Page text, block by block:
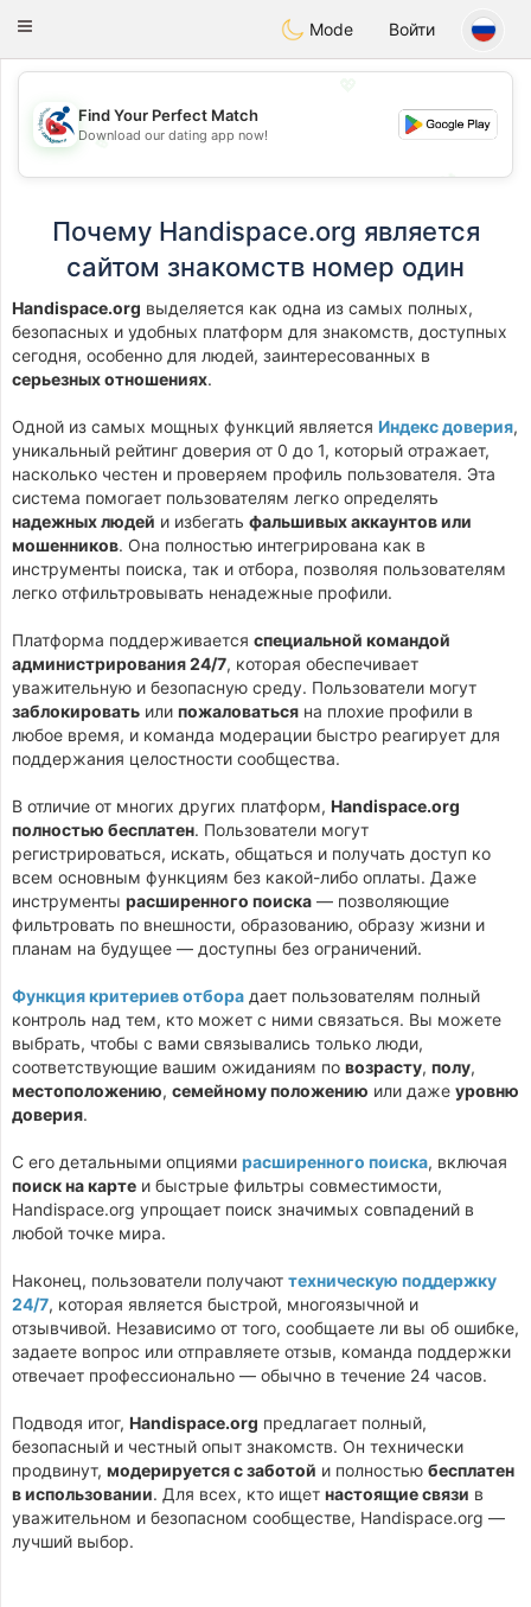
Handi Space
Toggle
Mode Войти
💖
💕
Find Your Perfect Match
Download our dating app now!
Почему Handispace.org является
сайтом знакомств номер один
Handispace.org выделяется как одна из самых полных,
безопасных и удобных платформ для знакомств, доступных
сегодня, особенно для людей, заинтересованных в
серьезных отношениях.
Одной из самых мощных функций является Индекс доверия,
уникальный рейтинг доверия от 0 до 1, который отражает,
насколько честен и проверяем профиль пользователя. Эта
система помогает пользователям легко определять
надежных людей и избегать фальшивых аккаунтов или
мошенников. Она полностью интегрирована как в
инструменты поиска, так и отбора, позволяя пользователям
легко отфильтровывать ненадежные профили.
Платформа поддерживается специальной командой
администрирования 24/7, которая обеспечивает
уважительную и безопасную среду. Пользователи могут
заблокировать или пожаловаться на плохие профили в
любое время, и команда модерации быстро реагирует для
поддержания целостности сообщества.
В отличие от многих других платформ, Handispace.org
полностью бесплатен. Пользователи могут
регистрироваться, искать, общаться и получать доступ ко
всем основным функциям без какой-либо оплаты. Даже
инструменты расширенного поиска — позволяющие
фильтровать по внешности, образованию, образу жизни и
планам на будущее — доступны без ограничений.
Функция критериев отбора дает пользователям полный
контроль над тем, кто может с ними связаться. Вы можете
выбрать, чтобы с вами связывались только люди,
соответствующие вашим ожиданиям по возрасту, полу,
местоположению, семейному положению или даже уровню
доверия.
С его детальными опциями расширенного поиска, включая
поиск на карте и быстрые фильтры совместимости,
Handispace.org упрощает поиск значимых совпадений в
любой точке мира.
Наконец, пользователи получают техническую поддержку
24/7, которая является быстрой, многоязычной и
отзывчивой. Независимо от того, сообщаете ли вы об ошибке,
задаете вопрос или отправляете отзыв, команда поддержки
отвечает профессионально — обычно в течение 24 часов.
Подводя итог, Handispace.org предлагает полный,
безопасный и честный опыт знакомств. Он технически
продвинут, модерируется с заботой и полностью бесплатен
в использовании. Для всех, кто ищет настоящие связи в
уважительном и безопасном сообществе, Handispace.org —
лучший выбор.